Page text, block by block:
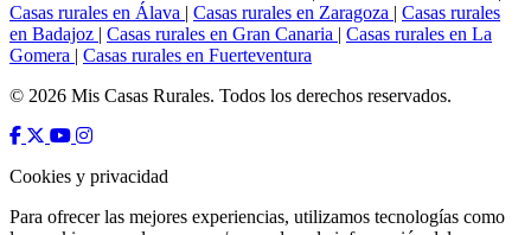
Casas rurales en Álava | Casas rurales en Zaragoza | Casas rurales
en Badajoz | Casas rurales en Gran Canaria | Casas rurales en La
Gomera | Casas rurales en Fuerteventura
© 2026 Mis Casas Rurales. Todos los derechos reservados.
Cookies y privacidad
Para ofrecer las mejores experiencias, utilizamos tecnologías como